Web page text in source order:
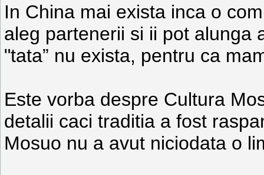
In China mai exista inca o
aleg partenerii si ii pot alunga
"tata” nu exista, pentru ca
Este vorba despre Cultura
detalii caci traditia a fost
Mosuo nu a avut niciodata o